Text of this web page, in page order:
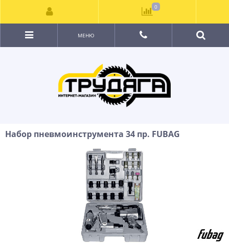
МЕНЮ
Набор пневмоинструмента 34 пр. FUBAG
0